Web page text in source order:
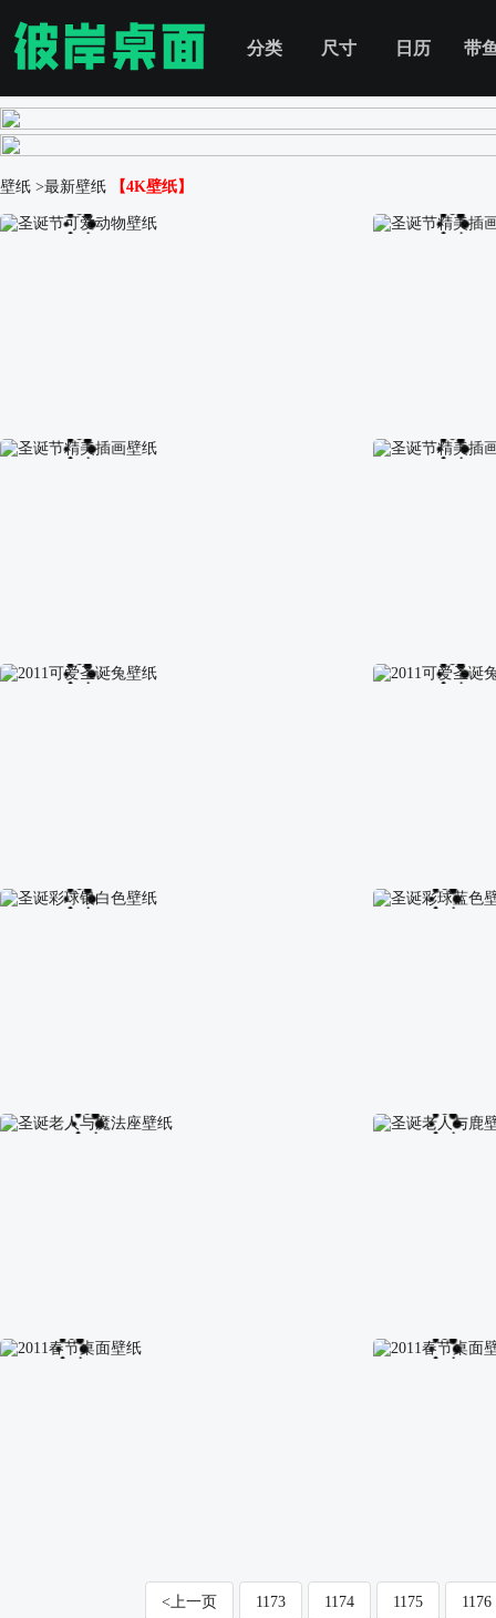
分类 尺寸 日历 带
壁纸 >最新壁纸 【4K壁纸】
圣诞节可爱动物壁纸 圣诞节精美插画
圣诞节精美插画壁纸 圣诞节精美插画
2011可爱圣诞兔壁纸 2011可爱圣诞
圣诞彩球银白色壁纸 圣诞彩球蓝色壁
圣诞老人与魔法座壁纸 圣诞老人与鹿壁
<上一页 1173 1174 1175 1176